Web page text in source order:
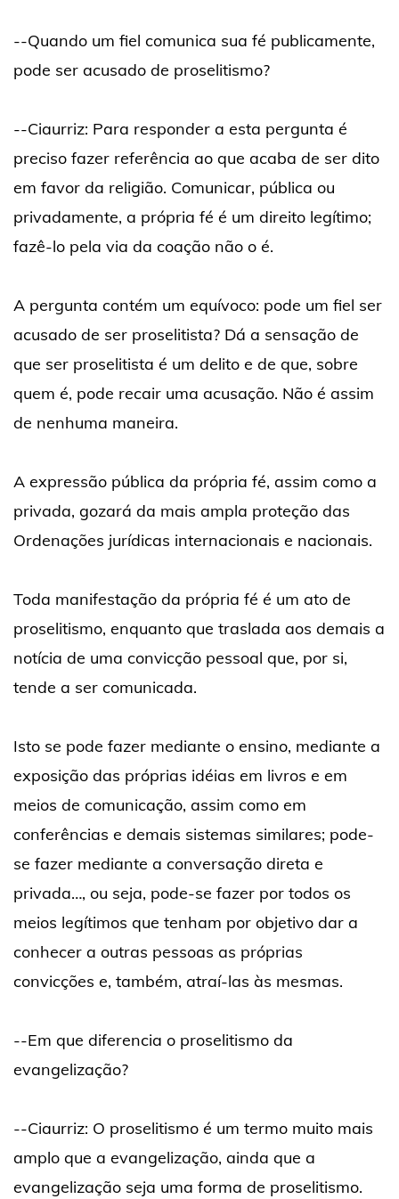
--Quando um fiel comunica sua fé publicamente,
pode ser acusado de proselitismo?
--Ciaurriz: Para responder a esta pergunta é
preciso fazer referência ao que acaba de ser dito
em favor da religião. Comunicar, pública ou
privadamente, a própria fé é um direito legítimo;
fazê-lo pela via da coação não o é.
A pergunta contém um equívoco: pode um fiel ser
acusado de ser proselitista? Dá a sensação de
que ser proselitista é um delito e de que, sobre
quem é, pode recair uma acusação. Não é assim
de nenhuma maneira.
A expressão pública da própria fé, assim como a
privada, gozará da mais ampla proteção das
Ordenações jurídicas internacionais e nacionais.
Toda manifestação da própria fé é um ato de
proselitismo, enquanto que traslada aos demais a
notícia de uma convicção pessoal que, por si,
tende a ser comunicada.
Isto se pode fazer mediante o ensino, mediante a
exposição das próprias idéias em livros e em
meios de comunicação, assim como em
conferências e demais sistemas similares; pode-
se fazer mediante a conversação direta e
privada…, ou seja, pode-se fazer por todos os
meios legítimos que tenham por objetivo dar a
conhecer a outras pessoas as próprias
convicções e, também, atraí-las às mesmas.
--Em que diferencia o proselitismo da
evangelização?
--Ciaurriz: O proselitismo é um termo muito mais
amplo que a evangelização, ainda que a
evangelização seja uma forma de proselitismo.